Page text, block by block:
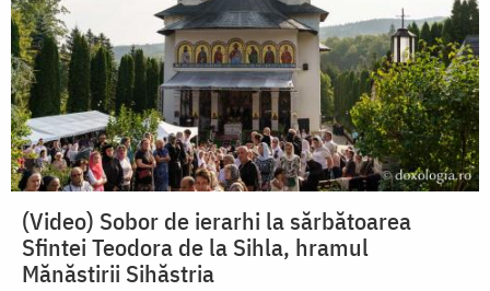
(Video) Sobor de ierarhi la sărbătoarea
Sfintei Teodora de la Sihla, hramul
Mănăstirii Sihăstria